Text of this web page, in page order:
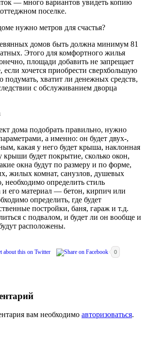
— много вариантов увидеть копию
поселке.
нужно метров для счастья?
домов быть должна минимум 81
Этого для комфортного жилья
площади добавить не запрещает
если хочется приобрести сверхбольшую
подумать, хватит ли денежных средств,
с обслуживанием дворца
дома подобрать правильно, нужно
а именно: он будет двух-,
какая у него будет крыша, наклонная
крыши будет покрытие, сколько окон,
окна будут по размеру и по форме,
жилых комнат, санузлов, душевых
необходимо определить стиль
его материал — бетон, кирпич или
определить, где будет
постройки, баня, гараж и т.д.
с подвалом, и будет ли он вообще и
расположены.
0
вам необходимо авторизоваться.